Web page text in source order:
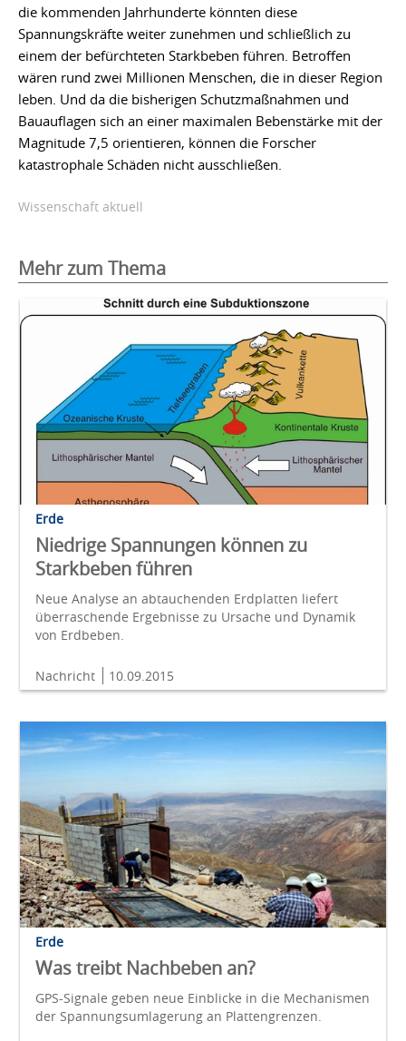
die kommenden Jahrhunderte könnten diese
Spannungskräfte weiter zunehmen und schließlich zu
einem der befürchteten Starkbeben führen. Betroffen
wären rund zwei Millionen Menschen, die in dieser Region
leben. Und da die bisherigen Schutzmaßnahmen und
Bauauflagen sich an einer maximalen Bebenstärke mit der
Magnitude 7,5 orientieren, können die Forscher
katastrophale Schäden nicht ausschließen.
Wissenschaft aktuell
Mehr zum Thema
Erde
Niedrige Spannungen können zu
Starkbeben führen
Neue Analyse an abtauchenden Erdplatten liefert
überraschende Ergebnisse zu Ursache und Dynamik
von Erdbeben.
Nachricht 10.09.2015
Erde
Was treibt Nachbeben an?
GPS-Signale geben neue Einblicke in die Mechanismen
der Spannungsumlagerung an Plattengrenzen.